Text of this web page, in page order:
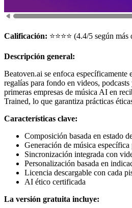
Calificación: ⭐⭐⭐⭐ (4.4/5 según
Descripción general:
Beatoven.ai se enfoca específicamente
regalías para fondo en videos,
primeras empresas de música AI en
Trained, lo que garantiza prácticas
Características clave:
Composición basada en estado
Generación de música específica
Sincronización integrada con
Personalización basada en
Licencia descargable con cada
AI ético certificada
La versión gratuita incluye: